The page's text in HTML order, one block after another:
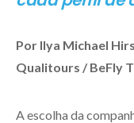
Por Ilya Michael
Qualitours / BeFly
A escolha da